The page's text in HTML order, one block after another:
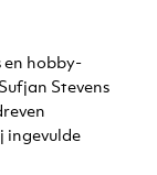
en hobby-
Stevens
ingevulde